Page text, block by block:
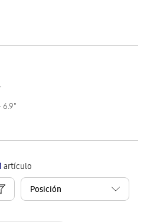
artículo